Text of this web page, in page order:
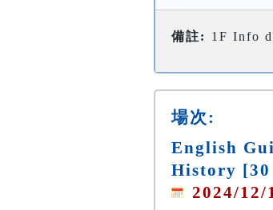
備註: 1F Info
場次:
English
History
2024/12/